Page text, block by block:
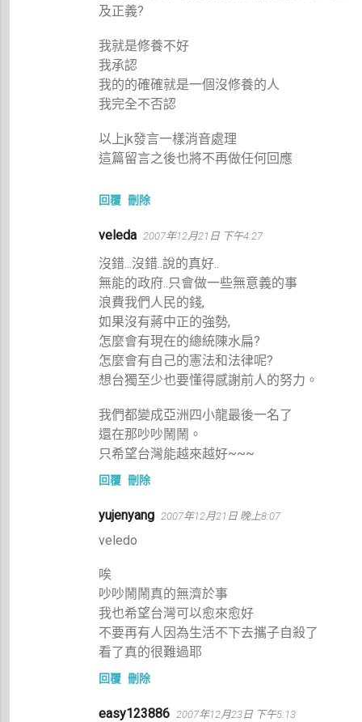
及正義?
我就是修養不好
我承認
我的的確確就是一個沒修養的人
我完全不否認
以上jk發言一樣消音處理
這篇留言之後也將不再做任何回應
回覆 刪除
veleda 2007年12月21日 下午4:27
沒錯...沒錯..說的真好..
無能的政府..只會做一些無意義的事
浪費我們人民的錢,
如果沒有蔣中正的強勢,
怎麼會有現在的總統陳水扁?
怎麼會有自己的憲法和法律呢?
想台獨至少也要懂得感謝前人的努力。
我們都變成亞洲四小龍最後一名了
還在那吵吵鬧鬧。
只希望台灣能越來越好~~~
回覆 刪除
yujenyang 2007年12月21日 晚上8:07
veledo
唉
吵吵鬧鬧真的無濟於事
我也希望台灣可以愈來愈好
不要再有人因為生活不下去攜子自殺了
看了真的很難過耶
回覆 刪除
easy123886 2007年12月23日 下午5:13